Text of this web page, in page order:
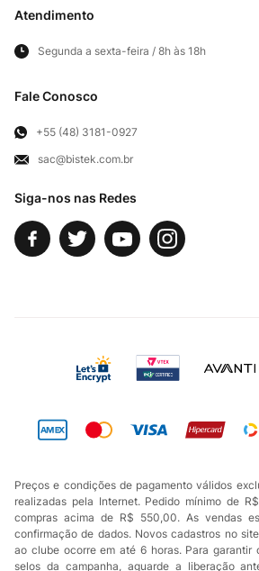
Siga-nos nas Redes
Privacidade e Segurança
Panfletos lojas físicas
Acompanhe seu pedido
Frete e Entregas
Troca e Devoluções
Exercício de Direito
Fale Conosco
Atendimento
Segunda a sexta-feira / 8h às 18h
Fale Conosco
+55 (48) 3181-0927
sac@bistek.com.br
Preços e condições de pagamento válidos
realizadas pela Internet. Pedido mínimo de
compras acima de R$ 550,00. As vendas
confirmação de dados. Novos cadastros no
ao clube ocorre em até 6 horas. Para garantir
selos da campanha, aguarde a liberação